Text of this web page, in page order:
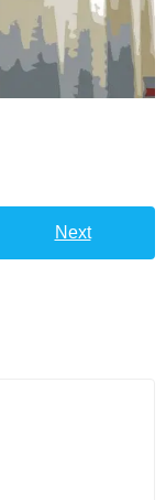
Next